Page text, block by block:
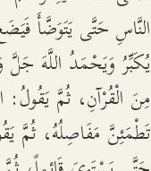
النَّاسِ حَتَّى يَتَوَضَّأَ
يُكَبِّرُ وَيَحْمَدُ اللَّهَ جَلَّ
مِنَ الْقُرْآنِ، ثُمَّ
تَطْمَئِنَّ مَفَاصِلُهُ، ثُمَّ